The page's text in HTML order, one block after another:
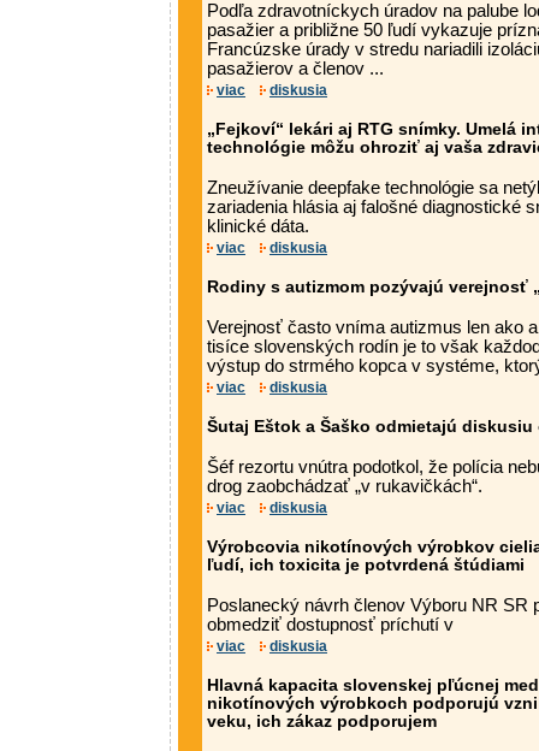
Podľa zdravotníckych úradov na palube
pasažier a približne 50 ľudí vykazuje
Francúzske úrady v stredu nariadili
pasažierov a členov ...
viac diskusia
„Fejkoví“ lekári aj RTG snímky. Umelá
technológie môžu ohroziť aj vaša
Zneužívanie deepfake technológie sa
zariadenia hlásia aj falošné diagnostické
klinické dáta.
viac diskusia
Rodiny s autizmom pozývajú verejnosť
Verejnosť často vníma autizmus len ako
tisíce slovenských rodín je to však
výstup do strmého kopca v systéme,
viac diskusia
Šutaj Eštok a Šaško odmietajú
Šéf rezortu vnútra podotkol, že polícia
drog zaobchádzať „v rukavičkách“.
viac diskusia
Výrobcovia nikotínových výrobkov
ľudí, ich toxicita je potvrdená štúdiami
Poslanecký návrh členov Výboru NR SR
obmedziť dostupnosť príchutí v
viac diskusia
Hlavná kapacita slovenskej pľúcnej
nikotínových výrobkoch podporujú
veku, ich zákaz podporujem